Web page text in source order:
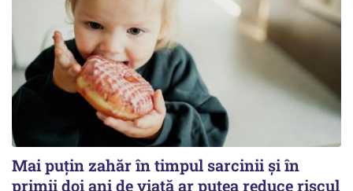
Mai puțin zahăr în timpul sarcinii și în
primii doi ani de viață ar putea reduce riscul